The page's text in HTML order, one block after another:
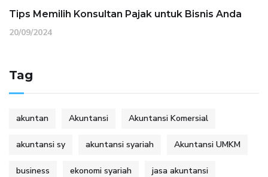
Tips Memilih Konsultan Pajak untuk Bisnis Anda
20/09/2024
Tag
akuntan Akuntansi Akuntansi Komersial
akuntansi sy akuntansi syariah Akuntansi UMKM
business ekonomi syariah jasa akuntansi